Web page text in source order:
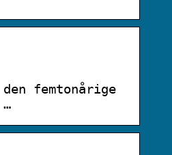
femtonårige